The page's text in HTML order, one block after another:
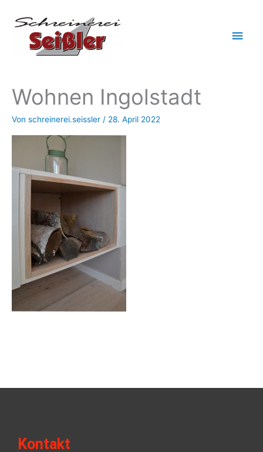
Inhalt
springen
Wohnen Ingolstadt
Von schreinerei.seissler / 28. April 2022
Kontakt